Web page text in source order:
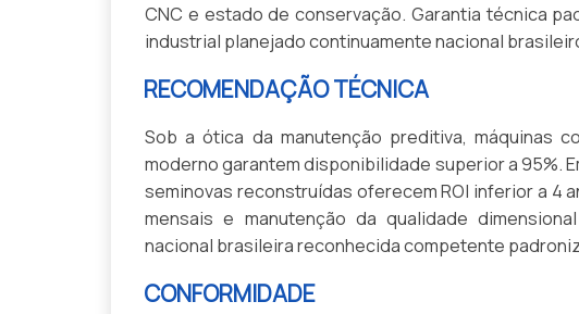
CNC e estado de conservação. Garantia técnica
industrial planejado continuamente nacional
RECOMENDAÇÃO TÉCNICA
Sob a ótica da manutenção preditiva, máquinas
moderno garantem disponibilidade superior a 95%.
seminovas reconstruídas oferecem ROI inferior a 4
mensais e manutenção da qualidade
nacional brasileira reconhecida competente
CONFORMIDADE